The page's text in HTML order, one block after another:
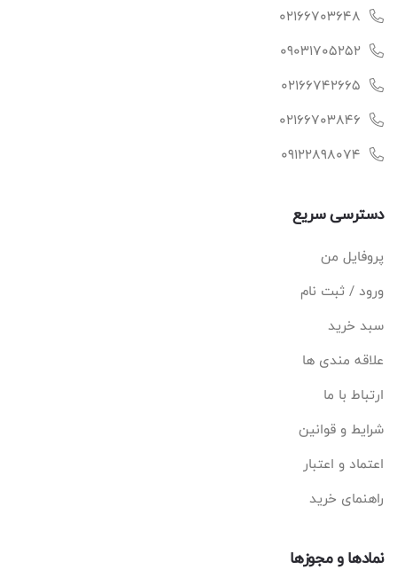
02166703648
09031705252
02166742665
02166703846
09122898074
دسترسی سریع
پروفایل من
ورود / ثبت نام
سبد خرید
علاقه مندی ها
ارتباط با ما
شرایط و قوانین
اعتماد و اعتبار
راهنمای خرید
نمادها و مجوزها